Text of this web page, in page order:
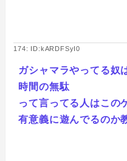
174: ID:kARDFSyI0
ガシャマラやってる奴
時間の無駄
って言ってる人はこの
有意義に遊んでるのか